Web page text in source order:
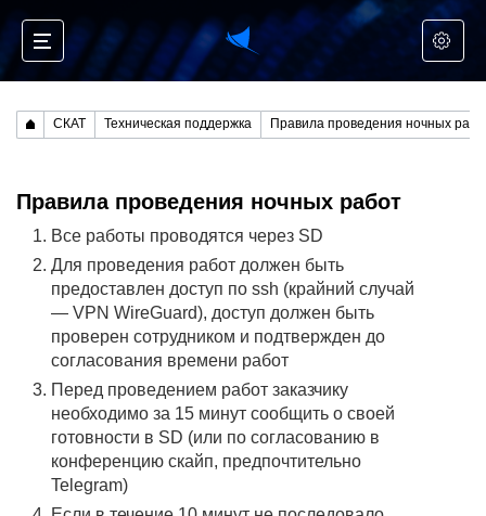
СКАТ Техническая поддержка
Правила проведения ночных работ
Все работы проводятся через SD
Для проведения работ должен быть
предоставлен доступ по ssh (крайний случай
— VPN WireGuard), доступ должен быть
проверен сотрудником и подтвержден до
согласования времени работ
Перед проведением работ заказчику
необходимо за 15 минут сообщить о своей
готовности в SD (или по согласованию в
конференцию скайп, предпочтительно
Telegram)